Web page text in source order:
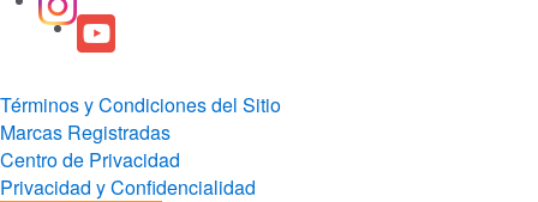
Términos y Condiciones del Sitio
Marcas Registradas
Centro de Privacidad
Privacidad y Confidencialidad